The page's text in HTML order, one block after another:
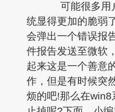
可能很多用户
统显得更加的脆弱
会弹出一个错误报
件报告发送至微软
起来这是一个善意
作，但是有时候突
烦的吧!那么在